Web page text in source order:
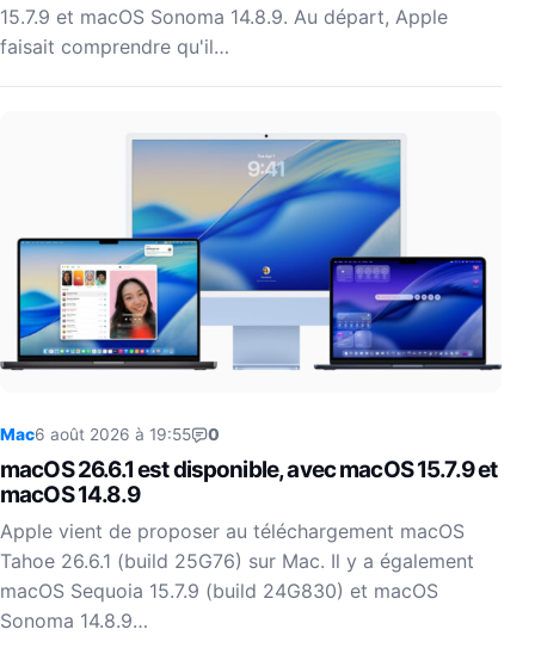
15.7.9 et macOS Sonoma 14.8.9. Au départ, Apple
faisait comprendre qu'il…
Mac6 août 2026 à 19:55 0
macOS 26.6.1 est disponible, avec macOS 15.7.9 et
macOS 14.8.9
Apple vient de proposer au téléchargement macOS
Tahoe 26.6.1 (build 25G76) sur Mac. Il y a également
macOS Sequoia 15.7.9 (build 24G830) et macOS
Sonoma 14.8.9…